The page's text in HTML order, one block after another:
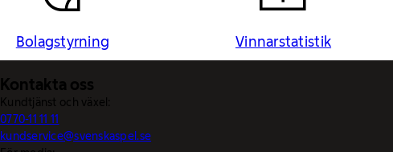
Bolagstyrning Vinnarstatistik
Kontakta oss
Kundtjänst och växel:
0770-11 11 11
kundservice@svenskaspel.se